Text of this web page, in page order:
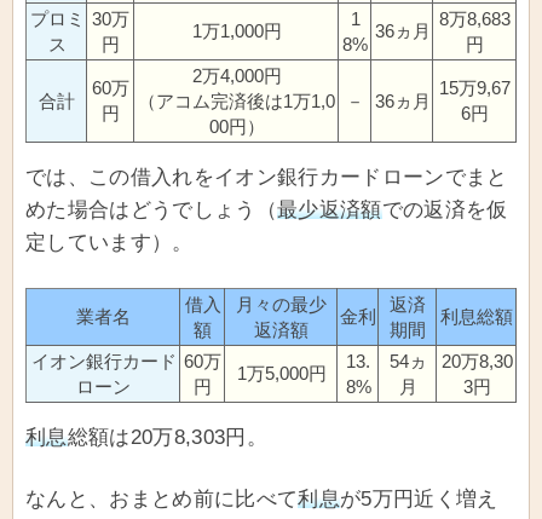
プロミ
ス
30万
円
1万1,000円
1
8%
36ヵ月
8万8,683
円
合計
60万
円
2万4,000円
（アコム完済後は1万1,0
00円）
－ 36ヵ月
15万9,67
6円
では、この借入れをイオン銀行カードローンでまと
めた場合はどうでしょう（最少返済額での返済を仮
定しています）。
業者名
借入
額
月々の最少
返済額
金利
返済
期間
利息総額
イオン銀行カード
ローン
60万
円
1万5,000円
13.
8%
54ヵ
月
20万8,30
3円
利息総額は20万8,303円。
なんと、おまとめ前に比べて利息が5万円近く増え